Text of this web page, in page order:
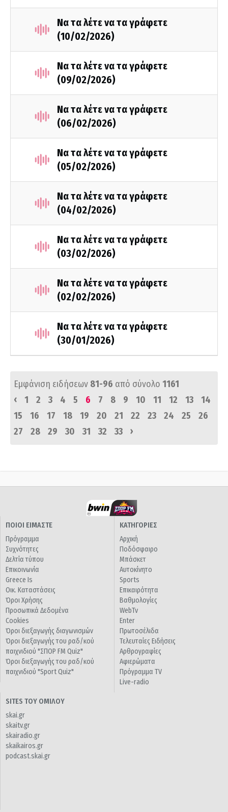
Να τα λέτε να τα γράφετε
(10/02/2026)
Να τα λέτε να τα γράφετε
(09/02/2026)
Να τα λέτε να τα γράφετε
(06/02/2026)
Να τα λέτε να τα γράφετε
(05/02/2026)
Να τα λέτε να τα γράφετε
(04/02/2026)
Να τα λέτε να τα γράφετε
(03/02/2026)
Να τα λέτε να τα γράφετε
(02/02/2026)
Να τα λέτε να τα γράφετε
(30/01/2026)
Εμφάνιση ειδήσεων 81-96 από σύνολο 1161
‹
1 2 3 4 5 6 7 8 9 10 11 12 13
14
15
16 17 18 19 20 21 22 23 24 25
26
27
28 29 30 31 32 33 ›
ΠΟΙΟΙ ΕΙΜΑΣΤΕ
Πρόγραμμα
Συχνότητες
Δελτία τύπου
Επικοινωνία
Greece Is
Οικ. Καταστάσεις
Όροι Χρήσης
Προσωπικά Δεδομένα
Cookies
Όροι διεξαγωγής διαγωνισμών
Όροι διεξαγωγής του ραδ/κού
παιχνιδιού "ΣΠΟΡ FM Quiz"
Όροι διεξαγωγής του ραδ/κού
παιχνιδιού "Sport Quiz"
ΚΑΤΗΓΟΡΙΕΣ
Αρχική
Ποδόσφαιρο
Μπάσκετ
Αυτοκίνητο
Sports
Επικαιρότητα
Βαθμολογίες
WebTv
Enter
Πρωτοσέλιδα
Τελευταίες Ειδήσεις
Αρθρογραφίες
Αφιερώματα
Πρόγραμμα TV
Live-radio
SITES ΤΟΥ ΟΜΙΛΟΥ
skai.gr
skaitv.gr
skairadio.gr
skaikairos.gr
podcast.skai.gr